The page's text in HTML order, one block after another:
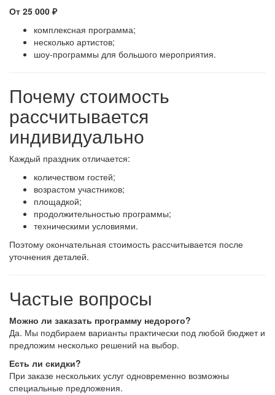
От 25 000 ₽
комплексная программа;
несколько артистов;
шоу-программы для большого мероприятия.
Почему стоимость
рассчитывается
индивидуально
Каждый праздник отличается:
количеством гостей;
возрастом участников;
площадкой;
продолжительностью программы;
техническими условиями.
Поэтому окончательная стоимость рассчитывается после
уточнения деталей.
Частые вопросы
Можно ли заказать программу недорого?
Да. Мы подбираем варианты практически под любой бюджет и
предложим несколько решений на выбор.
Есть ли скидки?
При заказе нескольких услуг одновременно возможны
специальные предложения.